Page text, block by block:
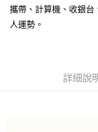
1.分期款項不併入電信帳
醒簡訊。
1.本服務係由「台灣大哥
１．於結帳方式選擇「
ATM／網路銀行／等多
※ 請注意：結帳手續完
貨到付款
每筆NT$80，滿
攜帶、計算機、收銀台
人運勢。
詳細說